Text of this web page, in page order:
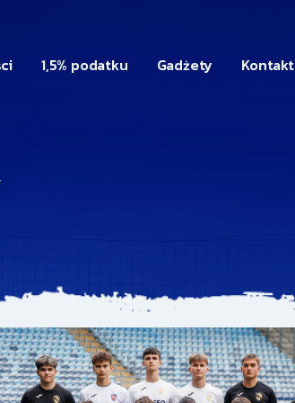
1,5% podatku Gadżety Kontakt